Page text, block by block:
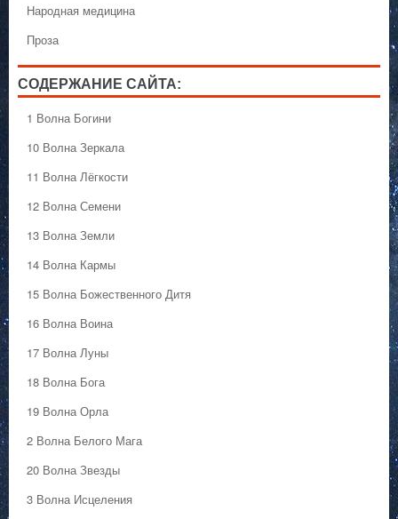
Народная медицина
Проза
СОДЕРЖАНИЕ САЙТА:
1 Волна Богини
10 Волна Зеркала
11 Волна Лёгкости
12 Волна Семени
13 Волна Земли
14 Волна Кармы
15 Волна Божественного Дитя
16 Волна Воина
17 Волна Луны
18 Волна Бога
19 Волна Орла
2 Волна Белого Мага
20 Волна Звезды
3 Волна Исцеления